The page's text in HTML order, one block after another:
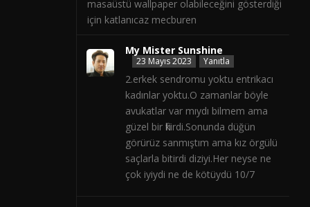
masaüstü wallpaper olabileceğini gösterdiği
için katlanıcaz mecburen
My Mister Sunshine
23 Mayıs 2023 Yanıtla
2.erkek sendromu yoktu entrikacı
kadınlar yoktu.O zamanlar böyle
avukatlar var mıydı bilmem ama
güzel bir fikirdi.Sonunda düğün
görürüz sanmıştım ama kız örgülü
saçlarla bitirdi diziyi.Her neyse ne
çok iyiydi ne de kötüydü 10/7